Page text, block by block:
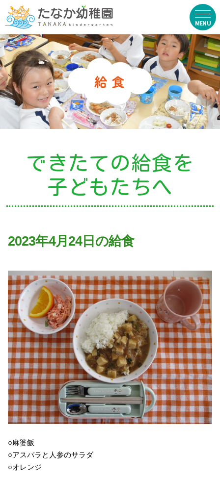
在園生向け
・資料ダウンロード
・園からのお便り
・動画
お知らせ
・ニュース
・ブログ
・園の特色
・年間行事
・自慢の給食
・アクセス
入園案内
子育て支援
未就園児教室
課外授業
できたての給食を
子どもたちへ
2023年4月24日の給食
○麻婆飯
○アスパラと人参のサラダ
○オレンジ